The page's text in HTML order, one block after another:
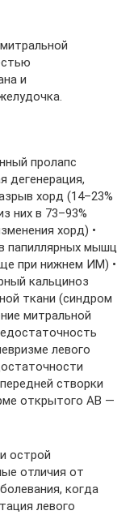
и
пролапс
дегенерация,
хорд (14–23%
них в 73–93%
хорд) •
папиллярных мышц
при нижнем ИМ) •
кальциноз
ткани (синдром
митральной
левого
створки
открытого АВ —
острой
отличия от
когда
левого